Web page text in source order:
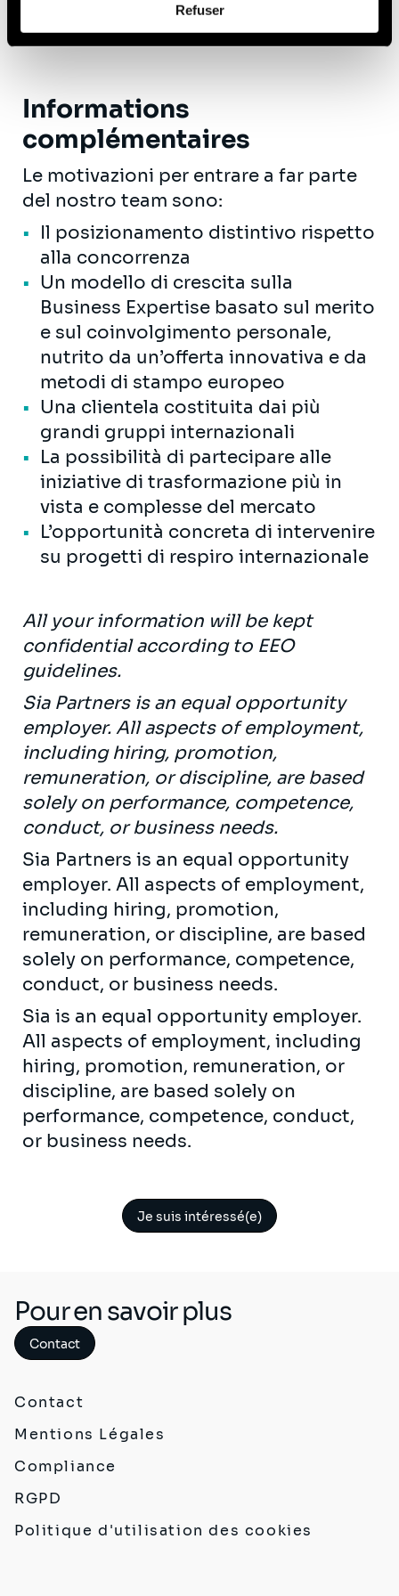
vous pouvez nous contacter et comment nous traitons
Refuser
lavoro in gruppo, orientamento al
problem solving
Informations
complémentaires
Le motivazioni per entrare a far parte
del nostro team sono:
Il posizionamento distintivo rispetto
alla concorrenza
Un modello di crescita sulla
Business Expertise basato sul merito
e sul coinvolgimento personale,
nutrito da un’offerta innovativa e da
metodi di stampo europeo
Una clientela costituita dai più
grandi gruppi internazionali
La possibilità di partecipare alle
iniziative di trasformazione più in
vista e complesse del mercato
L’opportunità concreta di intervenire
su progetti di respiro internazionale
All your information will be kept
confidential according to EEO
guidelines.
Sia Partners is an equal opportunity
employer. All aspects of employment,
including hiring, promotion,
remuneration, or discipline, are based
solely on performance, competence,
conduct, or business needs.
Sia Partners is an equal opportunity
employer. All aspects of employment,
including hiring, promotion,
remuneration, or discipline, are based
solely on performance, competence,
conduct, or business needs.
Sia is an equal opportunity employer.
All aspects of employment, including
hiring, promotion, remuneration, or
discipline, are based solely on
performance, competence, conduct,
or business needs.
Je suis intéressé(e)
Pour en savoir plus
Contact
Contact
Mentions Légales
Compliance
RGPD
Politique d'utilisation des cookies